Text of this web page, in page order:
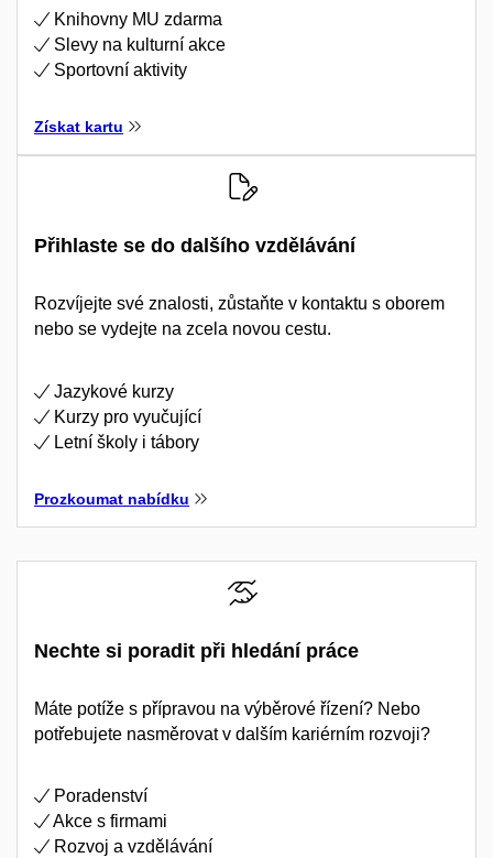
Knihovny MU zdarma
Slevy na kulturní akce
Sportovní aktivity
Získat kartu
Přihlaste se do dalšího vzdělávání
Rozvíjejte své znalosti, zůstaňte v kontaktu s oborem
nebo se vydejte na zcela novou cestu.
Jazykové kurzy
Kurzy pro vyučující
Letní školy i tábory
Prozkoumat nabídku
Nechte si poradit při hledání práce
Máte potíže s přípravou na výběrové řízení? Nebo
potřebujete nasměrovat v dalším kariérním rozvoji?
Poradenství
Akce s firmami
Rozvoj a vzdělávání